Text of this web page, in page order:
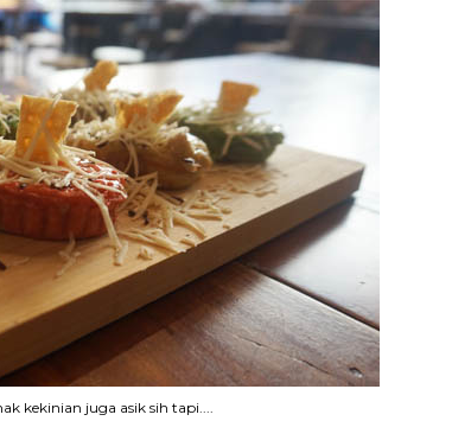
kekinian juga asik sih tapi....